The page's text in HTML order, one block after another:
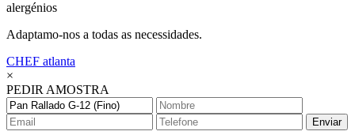
alergénios
Adaptamo-nos a todas as necessidades.
CHEF atlanta
×
PEDIR AMOSTRA
Enviar